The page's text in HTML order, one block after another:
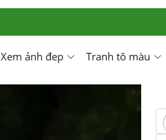
Xem ảnh đep Tranh tô màu